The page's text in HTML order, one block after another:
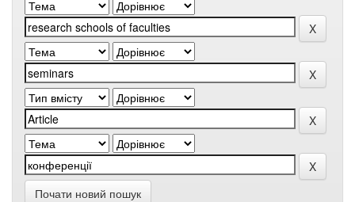
Почати новий пошук